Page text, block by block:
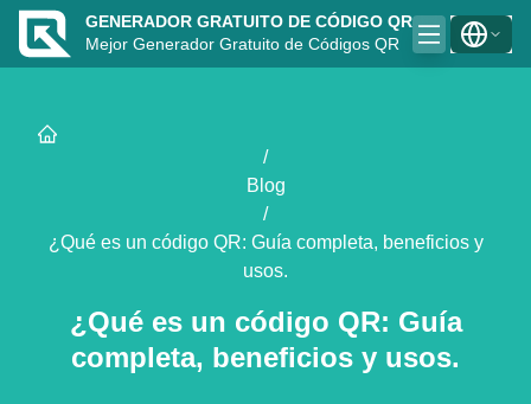
GENERADOR GRATUITO DE CÓDIGO QR
Mejor Generador Gratuito de Códigos QR
/
Blog
/
¿Qué es un código QR: Guía completa, beneficios y
usos.
¿Qué es un código QR: Guía
completa, beneficios y usos.